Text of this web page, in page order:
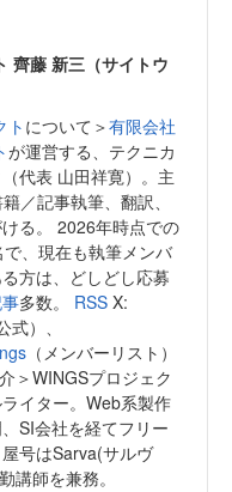
齊藤 新三（サイトウ
ト について＞有限会社
が運営する、テクニカ
代表 山田祥寛）。主
／記事執筆、翻訳、
る。 2026年時点での
、現在も執筆メンバ
方は、どしどし応募
多数。 RSS X:
式）、
（メンバーリスト）
＞WINGSプロジェク
イター。Web系製作
SI会社を経てフリー
号はSarva(サルヴ
講師を兼務。